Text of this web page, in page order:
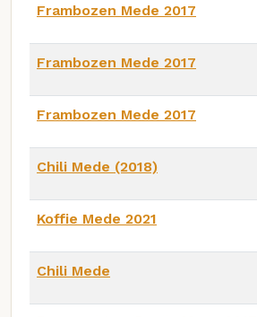
Frambozen Mede 2017
Frambozen Mede 2017
Frambozen Mede 2017
Chili Mede (2018)
Koffie Mede 2021
Chili Mede